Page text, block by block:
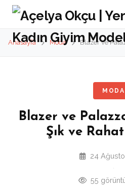
Anasayfa Moda
MODA
Blazer ve
Şık ve
24
55